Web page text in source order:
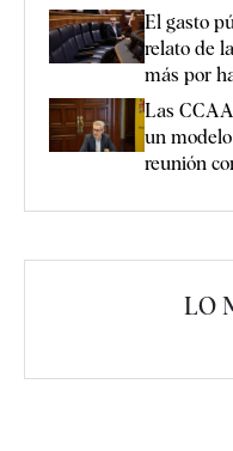
El gasto
relato de
más por
Las
un
reunión
LO